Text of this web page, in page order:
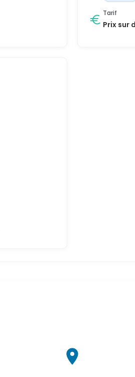
Tarif
Prix sur